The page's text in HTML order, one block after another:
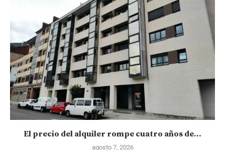
El precio del alquiler rompe cuatro años de...
agosto 7, 2026